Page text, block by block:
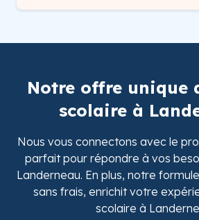
Notre offre unique
scolaire à
Nous vous connectons avec le
parfait pour répondre à vos
Landerneau. En plus, notre
sans frais, enrichit votre
scolaire à